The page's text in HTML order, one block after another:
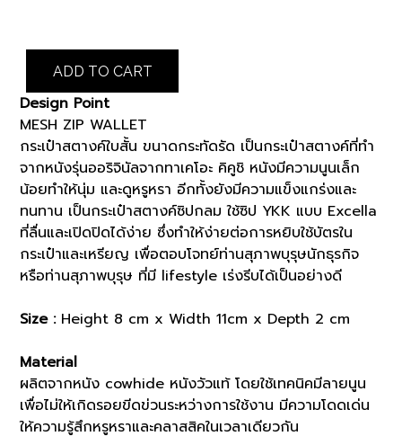
NAVY
MESH
ZIP
WALLET
(07001525)
quantity
ADD TO CART
Design Point
MESH ZIP WALLET
กระเป๋าสตางค์ใบสั้น ขนาดกระทัดรัด เป็นกระเป๋าสตางค์ที่ทำ
จากหนังรุ่นออริจินัลจากทาเคโอะ คิคูชิ หนังมีความนูนเล็ก
น้อยทำให้นุ่ม และดูหรูหรา อีกทั้งยังมีความแข็งแกร่งและ
ทนทาน เป็นกระเป๋าสตางค์ซิปกลม ใช้ซิป YKK แบบ Excella
ที่ลื่นและเปิดปิดได้ง่าย ซึ่งทำให้ง่ายต่อการหยิบใช้บัตรใน
กระเป๋าและเหรียญ เพื่อตอบโจทย์ท่านสุภาพบุรุษนักธุรกิจ
หรือท่านสุภาพบุรุษ ที่มี lifestyle เร่งรีบได้เป็นอย่างดี
Size :Height 8 cm x Width 11cm x Depth 2 cm
Material
ผลิตจากหนัง cowhide หนังวัวแท้ โดยใช้เทคนิคมีลายนูน
เพื่อไม่ให้เกิดรอยขีดข่วนระหว่างการใช้งาน มีความโดดเด่น
ให้ความรู้สึกหรูหราและคลาสสิคในเวลาเดียวกัน